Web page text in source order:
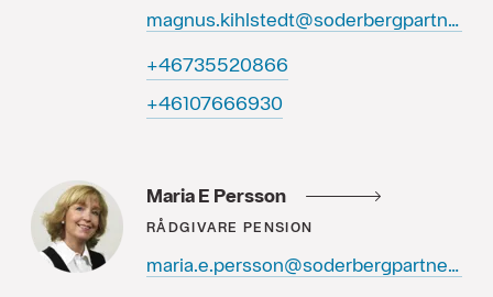
magnus.kihlstedt@soderbergpartners.se
66802553764+
03966670164+
Maria E Persson
RÅDGIVARE PENSION
maria.e.persson@soderbergpartners.se